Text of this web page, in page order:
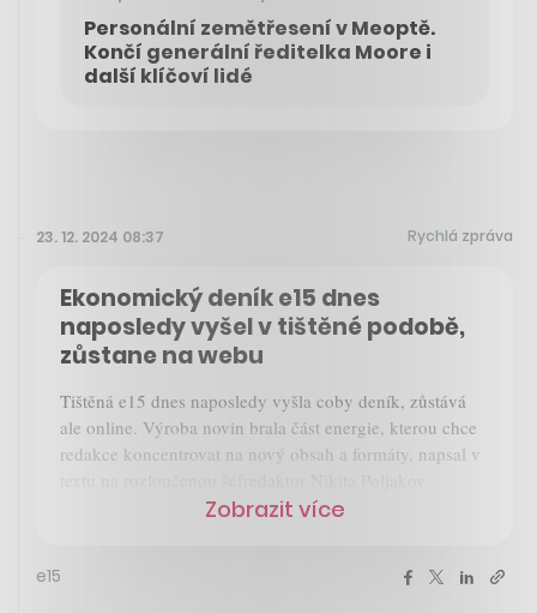
Personální zemětřesení v Meoptě.
Končí generální ředitelka Moore i
další klíčoví lidé
23. 12. 2024 08:37 Rychlá zpráva
Ekonomický deník e15 dnes
naposledy vyšel v tištěné podobě,
zůstane na webu
Tištěná e15 dnes naposledy vyšla coby deník, zůstává
ale online. Výroba novin brala část energie, kterou chce
redakce koncentrovat na nový obsah a formáty, napsal v
Zobrazit více
e15